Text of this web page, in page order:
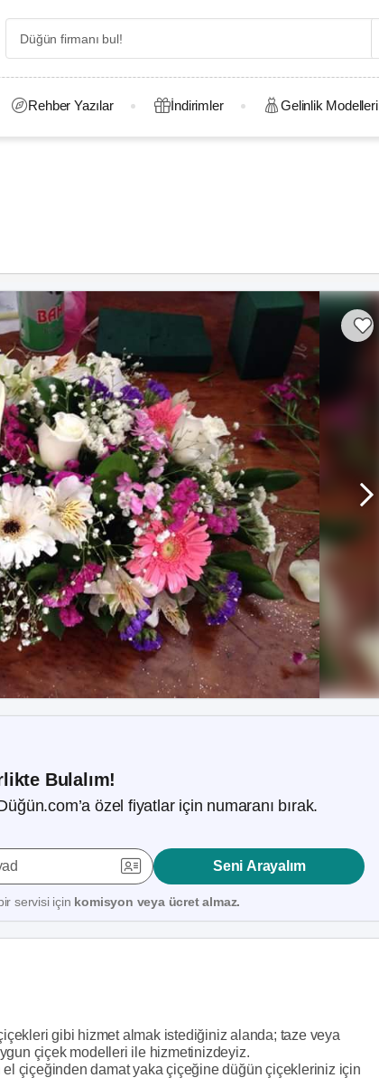
Rehber Yazılar İndirimler Gelinlik Modelleri
Bulalım!
özel fiyatlar için numaranı bırak.
Seni Arayalım
servisi için komisyon veya ücret almaz.
gibi hizmet almak istediğiniz alanda; taze veya
çiçek modelleri ile hizmetinizdeyiz.
el çiçeğinden damat yaka çiçeğine düğün çiçekleriniz için